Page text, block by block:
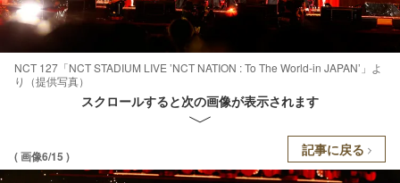
NCT 127「NCT STADIUM LIVE ’NCT NATION : To The World-in JAPAN’」よ
り（提供写真）
スクロールすると次の画像が表示されます
( 画像6/15 ) 記事に戻る